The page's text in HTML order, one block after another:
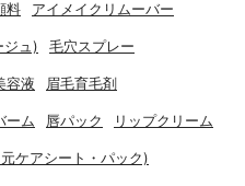
料 アイメイクリムーバー
ジュ) 毛穴スプレー
容液 眉毛育毛剤
ーム 唇パック リップクリーム
ケアシート・パック)